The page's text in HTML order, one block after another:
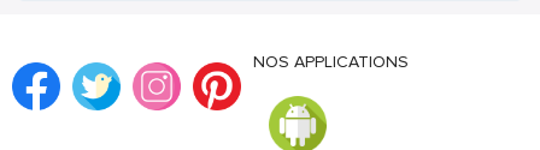
NOS APPLICATIONS